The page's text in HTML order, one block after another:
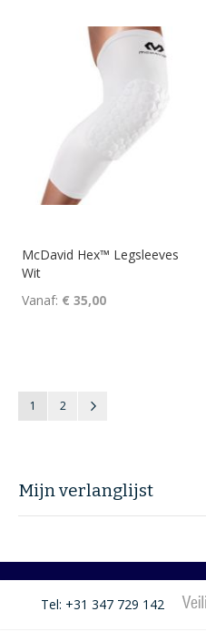
McDavid Hex™ Legsleeves
Wit
Vanaf € 35,00
Pagina
U lees momenteel pagina
1 Pagina
2
Mijn verlanglijst
Tel: +31 347 729 142